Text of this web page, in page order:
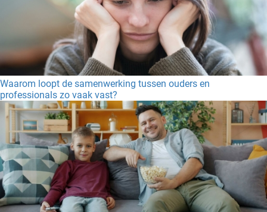
Waarom loopt de samenwerking tussen ouders en
professionals zo vaak vast?